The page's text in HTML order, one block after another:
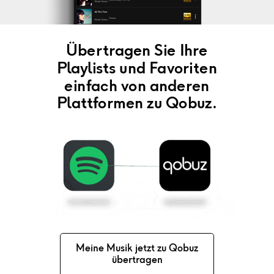
Meine Musik jetzt zu Qobuz
übertragen
Übertragen Sie Ihre
Playlists und Favoriten
einfach von anderen
Plattformen zu Qobuz.